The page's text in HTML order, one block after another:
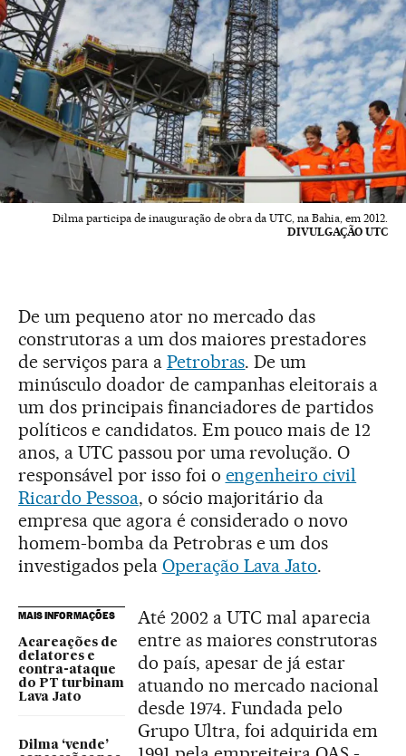
Dilma participa de inauguração de obra da UTC, na Bahia, em 2012.
DIVULGAÇÃO UTC
De um pequeno ator no mercado das
construtoras a um dos maiores prestadores
de serviços para a Petrobras. De um
minúsculo doador de campanhas eleitorais a
um dos principais financiadores de partidos
políticos e candidatos. Em pouco mais de 12
anos, a UTC passou por uma revolução. O
responsável por isso foi o engenheiro civil
Ricardo Pessoa, o sócio majoritário da
empresa que agora é considerado o novo
homem-bomba da Petrobras e um dos
investigados pela Operação Lava Jato.
MAIS INFORMAÇÕES
Acareações de
delatores e
contra-ataque
do PT turbinam
Lava Jato
Dilma ‘vende’
Até 2002 a UTC mal aparecia
entre as maiores construtoras
do país, apesar de já estar
atuando no mercado nacional
desde 1974. Fundada pelo
Grupo Ultra, foi adquirida em